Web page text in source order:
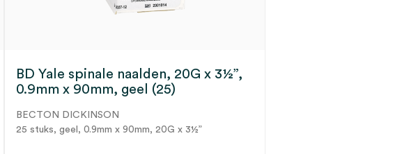
BD Yale spinale naalden, 20G x 3½”,
0.9mm x 90mm, geel (25)
BECTON DICKINSON
25 stuks, geel, 0.9mm x 90mm, 20G x 3½”